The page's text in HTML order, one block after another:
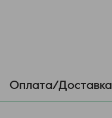
Оплата/Доставка